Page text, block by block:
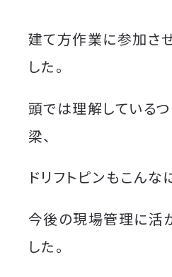
建て方作業に参加さ
した。
頭では理解している
梁、
ドリフトピンもこん
今後の現場管理に活
した。